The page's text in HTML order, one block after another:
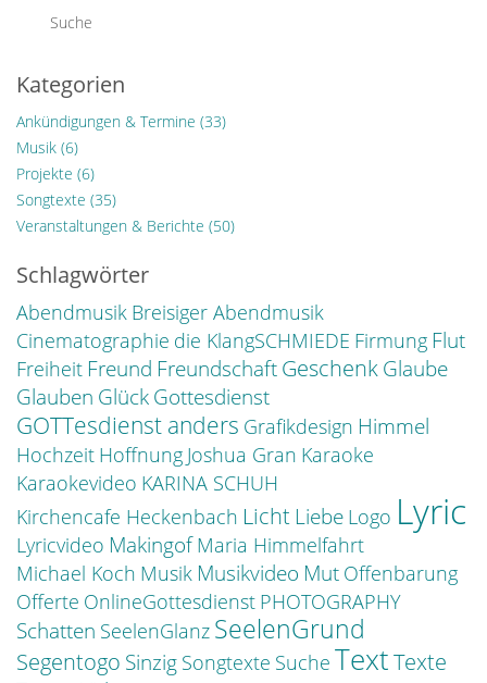
Kategorien
Ankündigungen & Termine (33)
Musik (6)
Projekte (6)
Songtexte (35)
Veranstaltungen & Berichte (50)
Schlagwörter
Abendmusik Breisiger Abendmusik
Cinematographie die KlangSCHMIEDE Firmung Flut
Freiheit Freund Freundschaft Geschenk Glaube
Glauben Glück Gottesdienst
GOTTesdienst anders Grafikdesign Himmel
Hochzeit Hoffnung Joshua Gran Karaoke
Karaokevideo KARINA SCHUH
Kirchencafe Heckenbach Licht Liebe Logo Lyric
Lyricvideo Makingof Maria Himmelfahrt
Michael Koch Musik Musikvideo Mut Offenbarung
Offerte OnlineGottesdienst PHOTOGRAPHY
Schatten SeelenGlanz SeelenGrund
Segentogo Sinzig Songtexte Suche TextTexte